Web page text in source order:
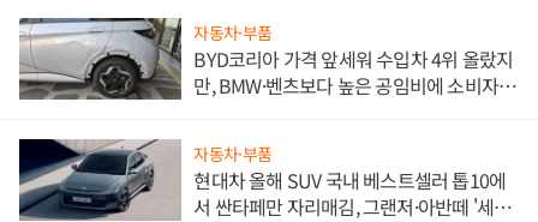
자동차·부품
BYD코리아 가격 앞세워 수입차 4위 올랐지
만, BMW·벤츠보다 높은 공임비에 소비자
자동차·부품
현대차 올해 SUV 국내 베스트셀러 톱10에
서 싼타페만 자리매김, 그랜저·아반떼 '세단